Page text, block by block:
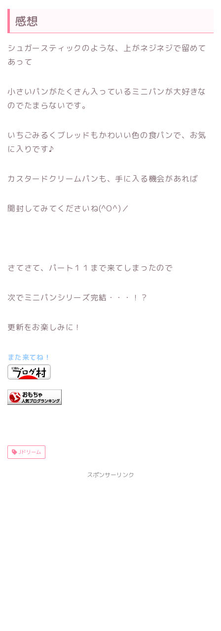
感想
シュガースティックのような、上がネジネジで留めて
あって
小さいパンがたくさん入っているミニパンが大好きな
のでたまらないです。
いちごみるくブレッドもかわいい色の食パンで、お気
に入りです♪
カスタードクリームパンも、手に入る機会があれば
開封してみてくださいね(^O^)／
さてさて、パート１１まで来てしまったので
次でミニパンシリーズ完結・・・！？
更新をお楽しみに！
また来てね！
Jドリーム
スポンサーリンク